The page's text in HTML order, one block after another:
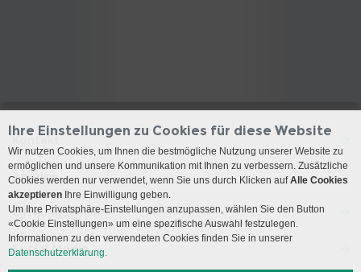
Kontakt
Anreise
Öffnungszeiten
Social Media
Ihre Einstellungen zu Cookies für diese Website
Wir nutzen Cookies, um Ihnen die bestmögliche Nutzung unserer Website zu
ermöglichen und unsere Kommunikation mit Ihnen zu verbessern. Zusätzliche
Cookies werden nur verwendet, wenn Sie uns durch Klicken aufAlle Cookies
akzeptieren Ihre Einwilligung geben.
Um Ihre Privatsphäre-Einstellungen anzupassen, wählen Sie den Button
«Cookie Einstellungen» um eine spezifische Auswahl festzulegen.
Informationen zu den verwendeten Cookies finden Sie in unserer
Datenschutzerklärung.